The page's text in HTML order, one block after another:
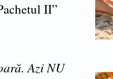
II”
Azi NU